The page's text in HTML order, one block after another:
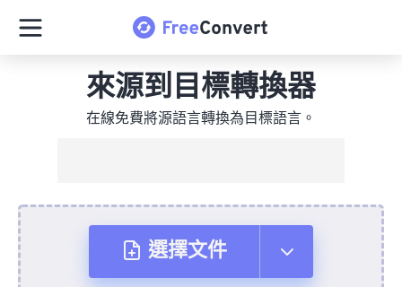
來源到目標轉換器
在線免費將源語言轉換為目標語言。
選擇文件